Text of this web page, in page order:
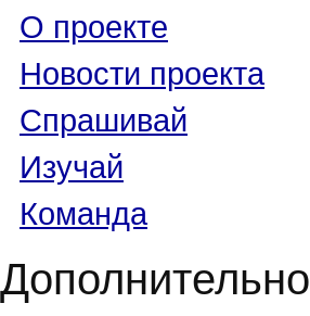
О проекте
Новости проекта
Спрашивай
Изучай
Команда
Дополнительно